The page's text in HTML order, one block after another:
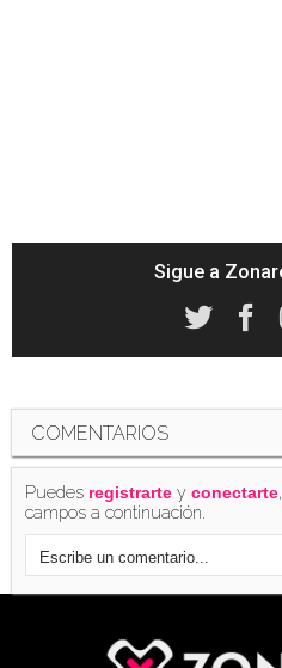
Sigue a
COMENTARIOS
Puedes registrarte yconectarte
campos a continuación.